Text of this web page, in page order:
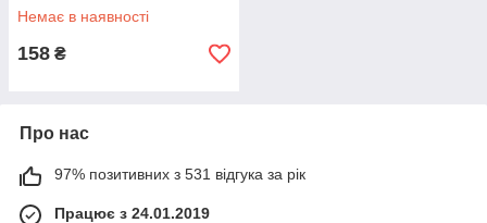
Немає в наявності
158 ₴
Про нас
97% позитивних з 531 відгука за рік
Працює з 24.01.2019